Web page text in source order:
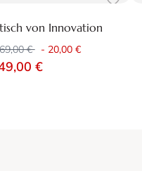
von Innovation
€ - 20,00 €
€